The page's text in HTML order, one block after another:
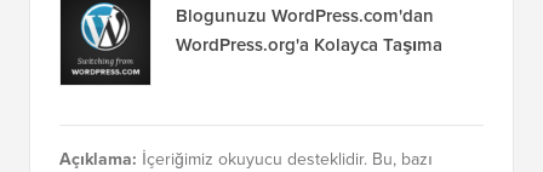
Blogunuzu WordPress.com'dan
WordPress.org'a Kolayca Taşıma
Açıklama: İçeriğimiz okuyucu desteklidir. Bu, bazı